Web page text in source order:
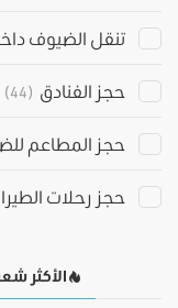
تنقل الضيوف
حجز الفنادق (44)
حجز المطاعم
حجز رحلات
الأكثر